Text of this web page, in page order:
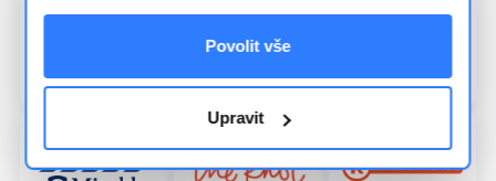
Povolit vše
Upravit